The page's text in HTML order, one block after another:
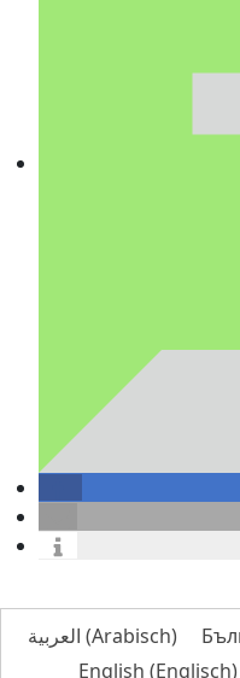
العربية (Arabisch)
English (Englisch)